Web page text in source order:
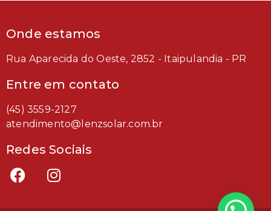
Onde estamos
Rua Aparecida do Oeste, 2852 - Itaipulandia - PR
Entre em contato
(45) 3559-2127
atendimento@lenzsolar.com.br
Redes Sociais